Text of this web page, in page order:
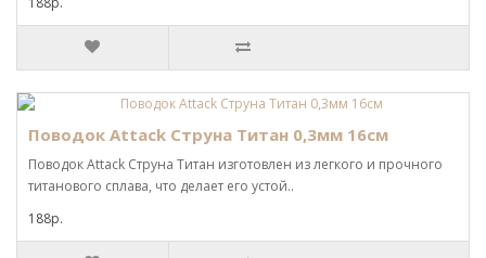
Поводок Attack Струна Титан 0,3мм 16см
Поводок Attack Струна Титан изготовлен из легкого и прочного
титанового сплава, что делает его устой..
188р.